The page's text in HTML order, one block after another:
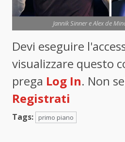
Jannik Sinner e Alex de
Devi eseguire
visualizzare questo
prega Log In. Non
Registrati
Tags: primo piano